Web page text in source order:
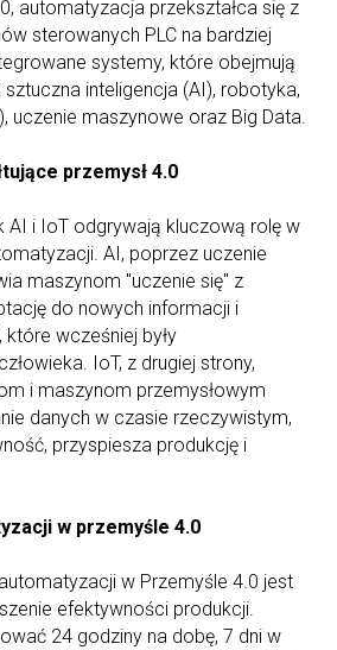
automatyzacja przekształca się z
sterowanych PLC na bardziej
systemy, które obejmują
inteligencja (AI), robotyka,
uczenie maszynowe oraz Big Data.
przemysł 4.0
AI i IoT odgrywają kluczową rolę w
AI, poprzez uczenie
maszynom "uczenie się" z
do nowych informacji i
wcześniej były
IoT, z drugiej strony,
i maszynom przemysłowym
danych w czasie rzeczywistym,
przyspiesza produkcję i
w przemyśle 4.0
w Przemyśle 4.0 jest
efektywności produkcji.
24 godziny na dobę, 7 dni w